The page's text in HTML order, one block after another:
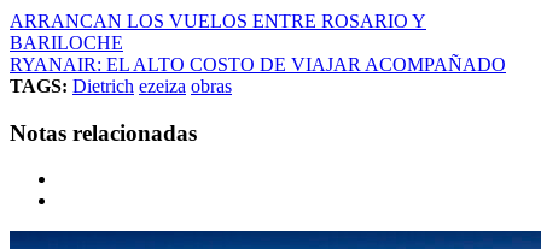
ARRANCAN LOS VUELOS ENTRE ROSARIO Y
BARILOCHE
RYANAIR: EL ALTO COSTO DE VIAJAR ACOMPAÑADO
TAGS: Dietrich ezeiza obras
Notas relacionadas